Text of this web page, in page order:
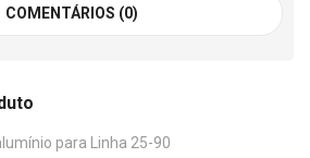
COMENTÁRIOS (0)
para Linha 25-90